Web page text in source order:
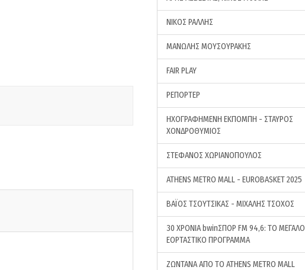
ΝΙΚΟΣ ΡΑΛΛΗΣ
ΜΑΝΩΛΗΣ ΜΟΥΣΟΥΡΑΚΗΣ
FAIR PLAY
ΡΕΠΟΡΤΕΡ
ΗΧΟΓΡΑΦΗΜΕΝΗ ΕΚΠΟΜΠΗ - ΣΤΑΥΡΟΣ
ΧΟΝΔΡΟΘΥΜΙΟΣ
ΣΤΕΦΑΝΟΣ ΧΩΡΙΑΝΟΠΟΥΛΟΣ
ATHENS METRO MALL - EUROBASKET 2025
ΒΑΪΟΣ ΤΣΟΥΤΣΙΚΑΣ - ΜΙΧΑΛΗΣ ΤΣΟΧΟΣ
30 ΧΡΟΝΙΑ bwinΣΠΟΡ FM 94,6: ΤΟ ΜΕΓΑΛΟ
ΕΟΡΤΑΣΤΙΚΟ ΠΡΟΓΡΑΜΜΑ
ΖΩΝΤΑΝΑ ΑΠΟ ΤΟ ATHENS METRO MALL